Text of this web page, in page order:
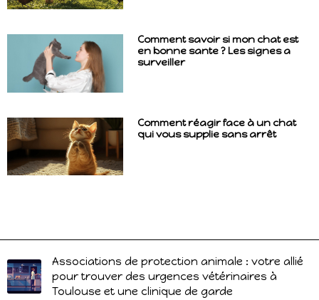
Comment savoir si mon chat est
en bonne sante ? Les signes a
surveiller
Comment réagir face à un chat
qui vous supplie sans arrêt
Associations de protection animale : votre allié
pour trouver des urgences vétérinaires à
Toulouse et une clinique de garde